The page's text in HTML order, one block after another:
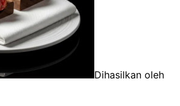
Dihasilkan oleh